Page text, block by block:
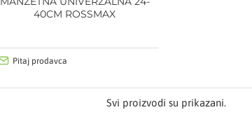
40CM ROSSMAX
Pitaj prodavca
Svi proizvodi su prikazani.